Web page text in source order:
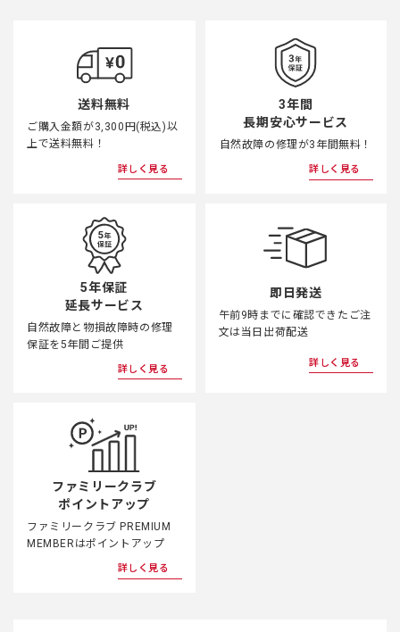
送料無料
ご購入金額が3,300円(税込)以
上で送料無料！
詳しく見る
3年間
長期安心サービス
自然故障の修理が3年間無料！
詳しく見る
5年保証
延長サービス
自然故障と物損故障時の修理
保証を5年間ご提供
詳しく見る
即日発送
午前9時までに確認できたご注
文は当日出荷配送
詳しく見る
ファミリークラブ
ポイントアップ
ファミリークラブ PREMIUM
MEMBERはポイントアップ
詳しく見る